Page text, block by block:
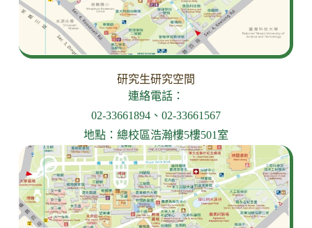
研究生研究空間
連絡電話：
02-33661894、02-33661567
地點：總校區浩瀚樓5樓501室